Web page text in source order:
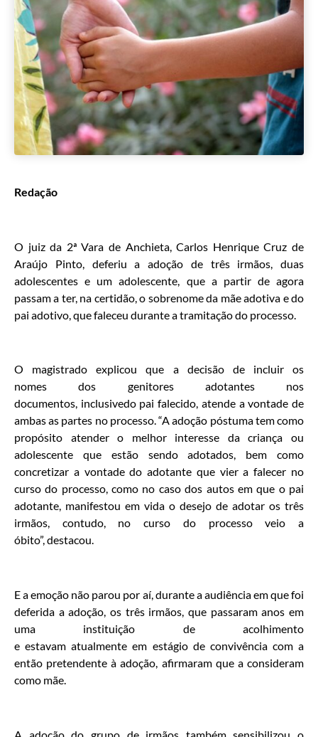
Redação
O juiz da 2ª Vara de Anchieta, Carlos Henrique Cruz de
Araújo Pinto, deferiu a adoção de três irmãos, duas
adolescentes e um adolescente, que a partir de agora
passam a ter, na certidão, o sobrenome da mãe adotiva e do
pai adotivo, que faleceu durante a tramitação do processo.
O magistrado explicou que a decisão de incluir os
nomes dos genitores adotantes nos
documentos, inclusivedo pai falecido, atende a vontade de
ambas as partes no processo. “A adoção póstuma tem como
propósito atender o melhor interesse da criança ou
adolescente que estão sendo adotados, bem como
concretizar a vontade do adotante que vier a falecer no
curso do processo, como no caso dos autos em que o pai
adotante, manifestou em vida o desejo de adotar os três
irmãos, contudo, no curso do processo veio a
óbito”, destacou.
E a emoção não parou por aí, durante a audiência em que foi
deferida a adoção, os três irmãos, que passaram anos em
uma instituição de acolhimento
e estavam atualmente em estágio de convivência com a
então pretendente à adoção, afirmaram que a consideram
como mãe.